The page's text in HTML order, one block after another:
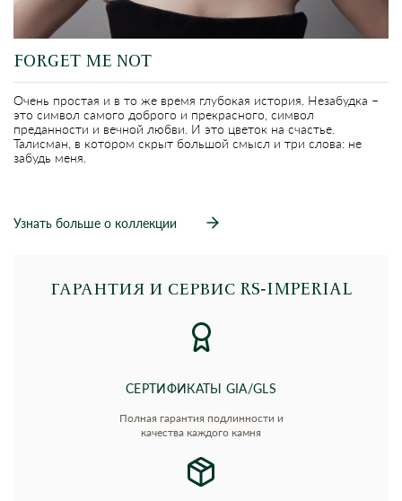
FORGET ME NOT
Oчень простая и в то же время глубокая история. Незабудка –
это символ самого доброго и прекрасного, символ
преданности и вечной любви. И это цветок на счастье.
Талисман, в котором скрыт большой смысл и три слова: не
забудь меня.
Узнать больше о коллекции
ГАРАНТИЯ И СЕРВИС RS‑IMPERIAL
СЕРТИФИКАТЫ GIA/GLS
Полная гарантия подлинности и
качества каждого камня